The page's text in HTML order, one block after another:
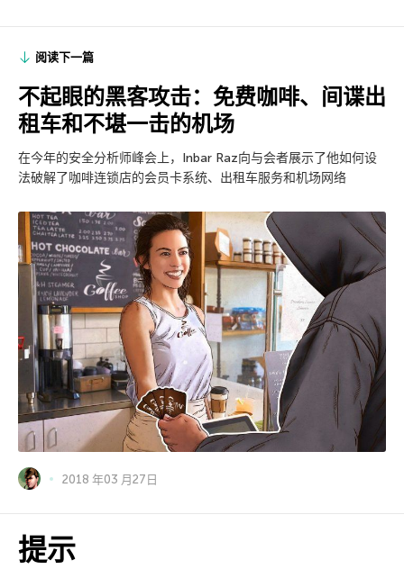
阅读下一篇
不起眼的黑客攻击：免费咖啡、间谍出
租车和不堪一击的机场
在今年的安全分析师峰会上，Inbar Raz向与会者展示了他如何设
法破解了咖啡连锁店的会员卡系统、出租车服务和机场网络
2018 年03 月27日
提示